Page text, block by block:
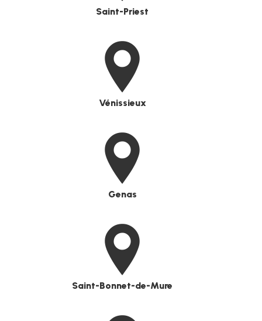
Saint-Priest
Vénissieux
Genas
Saint-Bonnet-de-Mure